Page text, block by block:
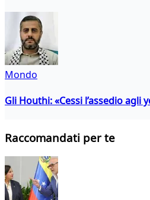
Mondo
Gli Houthi: «Cessi l’assedio agli
Raccomandati per te